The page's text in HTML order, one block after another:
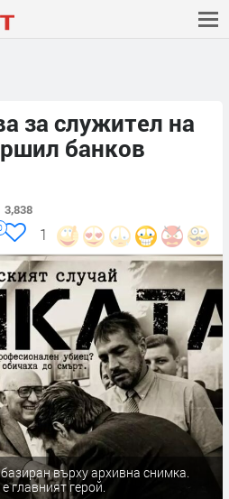
за служител на
банков
3,838
1
върху архивна снимка.
главният герой.